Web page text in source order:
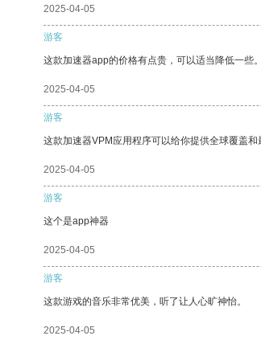
2025-04-05
游客
这款加速器app的价格有点贵，可以适当降低一些
2025-04-05
游客
这款加速器VPM应用程序可以给你提供全球覆盖和
2025-04-05
游客
这个是app神器
2025-04-05
游客
这款游戏的音乐非常优美，听了让人心旷神怡。
2025-04-05